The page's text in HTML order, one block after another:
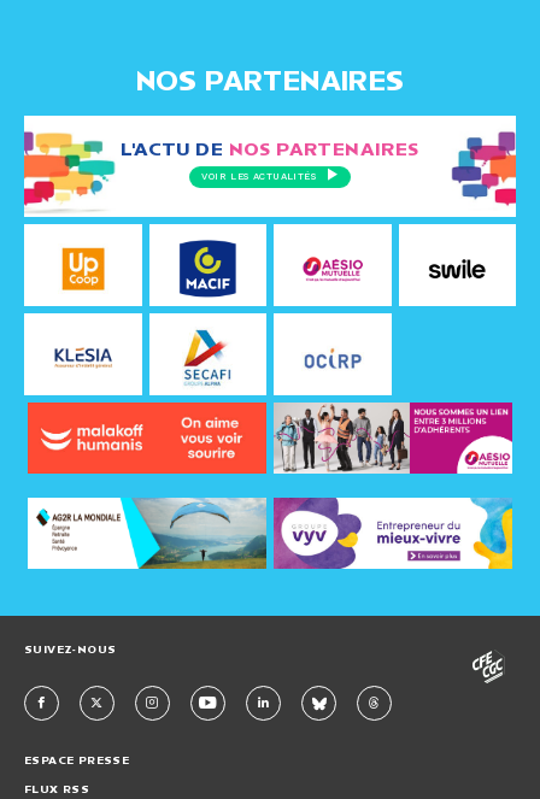
NOS PARTENAIRES
L'ACTU DE NOS PARTENAIRES
VOIR LES ACTUALITÉS
SUIVEZ-NOUS
ESPACE PRESSE
FLUX RSS